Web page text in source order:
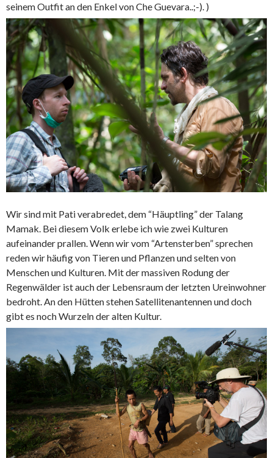
seinem Outfit an den Enkel von Che Guevara..;-). )
Wir sind mit Pati verabredet, dem “Häuptling” der Talang
Mamak. Bei diesem Volk erlebe ich wie zwei Kulturen
aufeinander prallen. Wenn wir vom “Artensterben” sprechen
reden wir häufig von Tieren und Pflanzen und selten von
Menschen und Kulturen. Mit der massiven Rodung der
Regenwälder ist auch der Lebensraum der letzten Ureinwohner
bedroht. An den Hütten stehen Satellitenantennen und doch
gibt es noch Wurzeln der alten Kultur.